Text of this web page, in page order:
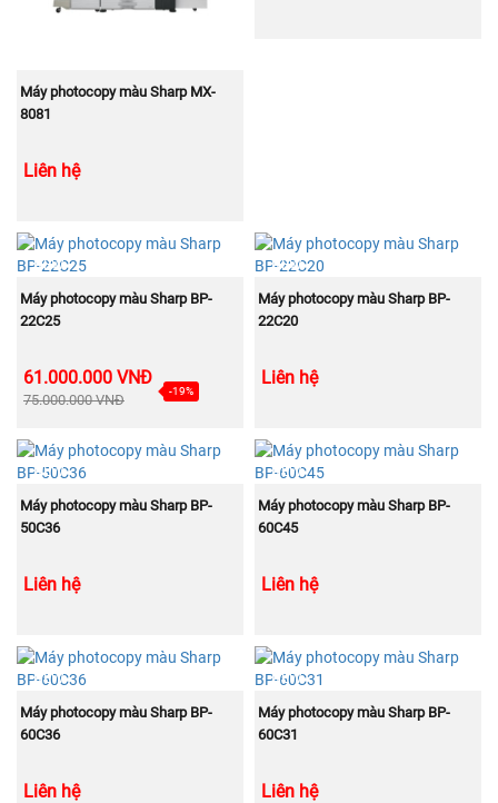
MUA NGAY
Máy photocopy màu Sharp MX-
8081
Liên hệ
NEW
MUA NGAY
Máy photocopy màu Sharp BP-
22C25
61.000.000 VNĐ
75.000.000 VNĐ
-19%
NEW
MUA NGAY
Máy photocopy màu Sharp BP-
22C20
Liên hệ
NEW
MUA NGAY
Máy photocopy màu Sharp BP-
50C36
Liên hệ
NEW
MUA NGAY
Máy photocopy màu Sharp BP-
60C45
Liên hệ
NEW
MUA NGAY
Máy photocopy màu Sharp BP-
60C36
Liên hệ
NEW
MUA NGAY
Máy photocopy màu Sharp BP-
60C31
Liên hệ